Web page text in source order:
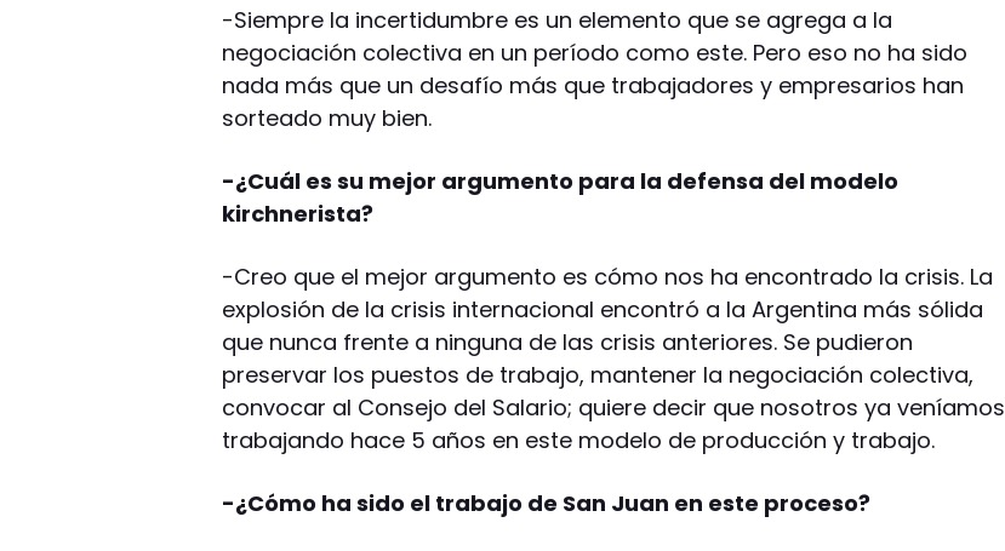
-Siempre la incertidumbre es un elemento que se agrega a la
negociación colectiva en un período como este. Pero eso no ha sido
nada más que un desafío más que trabajadores y empresarios han
sorteado muy bien.
-¿Cuál es su mejor argumento para la defensa del modelo
kirchnerista?
-Creo que el mejor argumento es cómo nos ha encontrado la crisis. La
explosión de la crisis internacional encontró a la Argentina más sólida
que nunca frente a ninguna de las crisis anteriores. Se pudieron
preservar los puestos de trabajo, mantener la negociación colectiva,
convocar al Consejo del Salario; quiere decir que nosotros ya veníamos
trabajando hace 5 años en este modelo de producción y trabajo.
-¿Cómo ha sido el trabajo de San Juan en este proceso?